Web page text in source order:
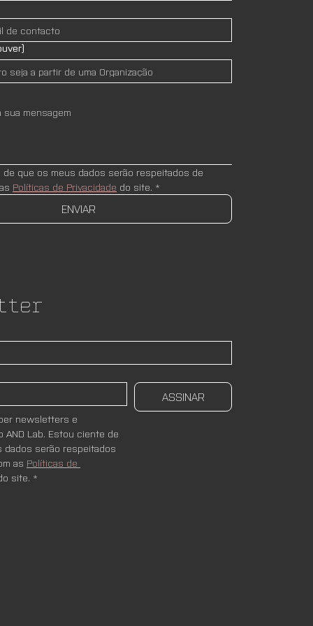
que os meus dados serão respeitados de
Políticas de Privacidade do site. *
ENVIAR
ASSINAR
newsletters e
AND Lab. Estou ciente de
dados serão respeitados
as Políticas de
site. *